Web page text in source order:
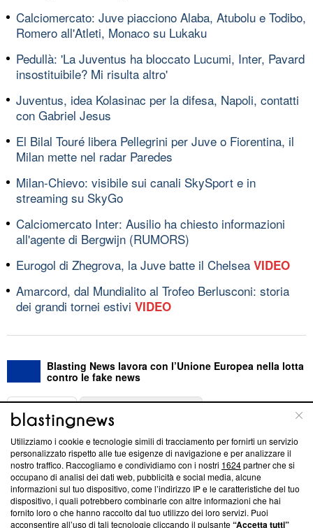
Calciomercato: Juve piacciono Alaba, Atubolu e Todibo,
Romero all'Atleti, Monaco su Lukaku
Pedullà: 'La Juventus ha bloccato Lucumi, Inter, Pavard
insostituibile? Mi risulta altro'
Juventus, idea Kolasinac per la difesa, Napoli, contatti
con Gabriel Jesus
El Bilal Touré libera Pellegrini per Juve o Fiorentina, il
Milan mette nel radar Paredes
Milan-Chievo: visibile sui canali SkySport e in
streaming su SkyGo
Calciomercato Inter: Ausilio ha chiesto informazioni
all'agente di Bergwijn (RUMORS)
Eurogol di Zhegrova, la Juve batte il Chelsea VIDEO
Amarcord, dal Mundialito al Trofeo Berlusconi: storia
dei grandi tornei estivi VIDEO
Blasting News lavora con l’Unione Europea nella lotta
contro le fake news
ABOUT
Questa sezione offre informazioni trasparenti su Blasting
News, sui nostri processi editoriali e su come ci impegniamo a
creare news di qualità. Inoltre, afferma la nostra aderenza a
‘Trust Project - News with Integrity’Blasting News non è
ancora membro del programma, ma ha richiesto di farne
parte; Trust Project non ha ancora effettuato una verifica di
Utilizziamo i cookie e tecnologie simili di tracciamento per fornirti un servizio
personalizzato rispetto alle tue esigenze di navigazione e per analizzare il
nostro traffico. Raccogliamo e condividiamo con i nostri 1624partner che si
occupano di analisi dei dati web, pubblicità e social media, alcune
informazioni sul tuo dispositivo, come l’indirizzo IP e le caratteristiche del tuo
dispositivo, i quali potrebbero combinarle con altre informazioni che hai
fornito loro o che hanno raccolto dal tuo utilizzo dei loro servizi. Puoi
acconsentire all’uso di tali tecnologie cliccando il pulsante“Accetta tutti”